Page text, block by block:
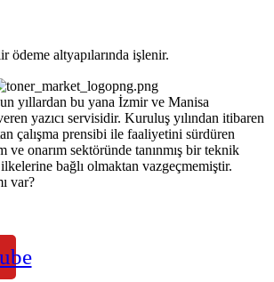
ödeme altyapılarında işlenir.
yıllardan bu yana İzmir ve Manisa
yazıcı servisidir. Kuruluş yılından itibaren
çalışma prensibi ile faaliyetini sürdüren
ve onarım sektöründe tanınmış bir teknik
bağlı olmaktan vazgeçmemiştir.
var?